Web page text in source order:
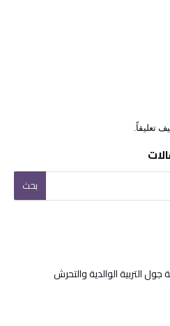
تعليقاً.
التربية الوالدية والتحرش